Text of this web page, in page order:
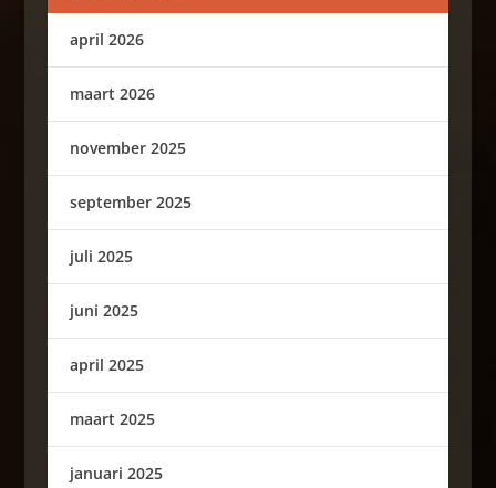
april 2026
maart 2026
november 2025
september 2025
juli 2025
juni 2025
april 2025
maart 2025
januari 2025